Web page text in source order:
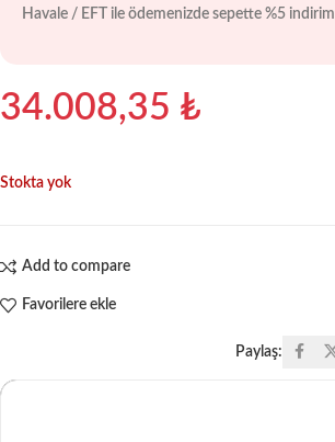
Havale / EFT ile ödemenizde sepette %5 indirim
34.008,35 ₺
Stokta yok
Add to compare
Favorilere ekle
Paylaş: